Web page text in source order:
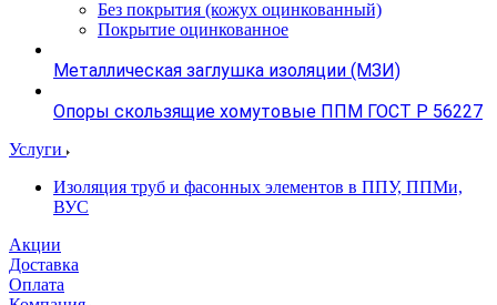
Без покрытия (кожух оцинкованный)
Покрытие оцинкованное
Металлическая заглушка изоляции (МЗИ)
Опоры скользящие хомутовые ППМ ГОСТ Р 56227
Услуги
Изоляция труб и фасонных элементов в ППУ, ППМи,
ВУС
Акции
Доставка
Оплата